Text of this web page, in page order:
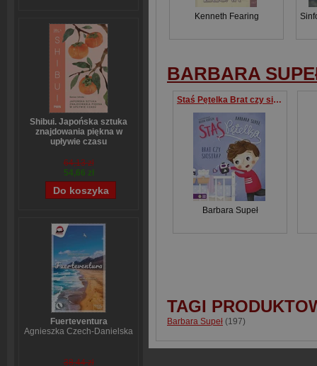
Shibui. Japońska sztuka
znajdowania piękna w
upływie czasu
64,13 zł
54,66 zł
Fuerteventura
Agnieszka Czech-Danielska
38,44 zł
Kenneth Fearing
BARBARA
Staś Pętelka Brat czy siostra?
Barbara Supeł
TAGI
Barbara Supeł (197)